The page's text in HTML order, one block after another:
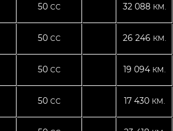
50 CC 32 088 КМ.
50 CC 26 246 КМ.
50 CC 19 094 КМ.
50 CC 17 430 КМ.